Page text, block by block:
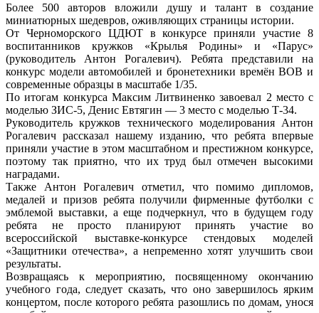
Более 500 авторов вложили душу и талант в создание
миниатюрных шедевров, оживляющих страницы истории.
От Черноморского ЦДЮТ в конкурсе приняли участие 8
воспитанников кружков «Крылья Родины» и «Парус»
(руководитель Антон Рогалевич). Ребята представили на
конкурс модели автомобилей и бронетехники времён ВОВ и
современные образцы в масштабе 1/35.
По итогам конкурса Максим Литвиненко завоевал 2 место с
моделью ЗИС-5, Денис Евтягин — 3 место с моделью Т-34.
Руководитель кружков технического моделирования Антон
Рогалевич рассказал нашему изданию, что ребята впервые
приняли участие в этом масштабном и престижном конкурсе,
поэтому так приятно, что их труд был отмечен высокими
наградами.
Также Антон Рогалевич отметил, что помимо дипломов,
медалей и призов ребята получили фирменные футболки с
эмблемой выставки, а еще подчеркнул, что в будущем году
ребята не просто планируют принять участие во
всероссийской выставке-конкурсе стендовых моделей
«Защитники отечества», а непременно хотят улучшить свои
результаты.
Возвращаясь к мероприятию, посвященному окончанию
учебного года, следует сказать, что оно завершилось ярким
концертом, после которого ребята разошлись по домам, унося